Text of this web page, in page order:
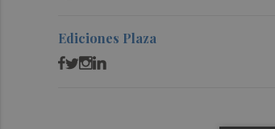
Ediciones Plaza